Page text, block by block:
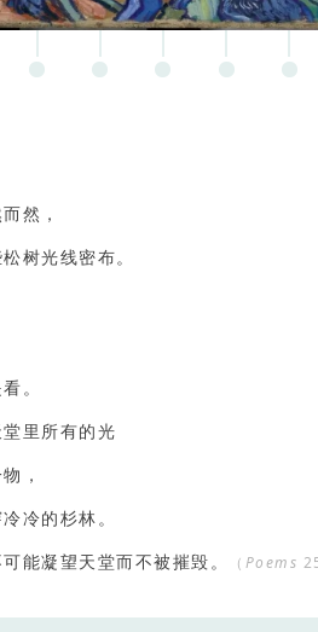
然，
树光线密布。
。
里所有的光
，
冷的杉林。
能凝望天堂而不被摧毁。
（ Poems